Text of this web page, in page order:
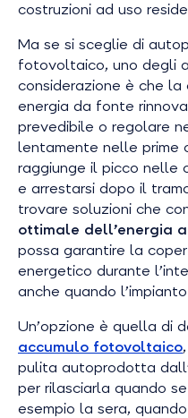
costruzioni ad uso
Ma se si sceglie di
fotovoltaico, uno degli
considerazione è che
energia da fonte
prevedibile o regolare
lentamente nelle prime
raggiunge il picco nelle
e arrestarsi dopo il
trovare soluzioni che
ottimale dell’energia
possa garantire la
energetico durante
anche quando
Un’opzione è quella di
accumulo fotovoltaico
pulita autoprodotta
per rilasciarla quando
esempio la sera,